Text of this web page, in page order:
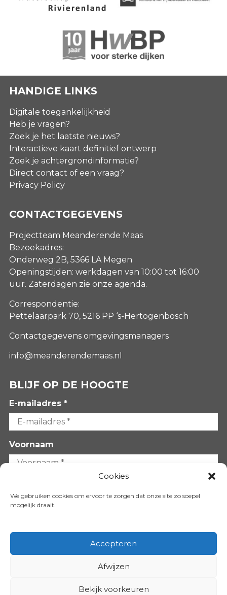
Cookies
We gebruiken cookies om ervoor te zorgen dat onze site zo soepel
mogelijk draait.
Accepteren
Afwijzen
Bekijk voorkeuren
HANDIGE LINKS
Digitale toegankelijkheid
Heb je vragen?
Zoek je het laatste nieuws?
Interactieve kaart definitief ontwerp
Zoek je achtergrondinformatie?
Direct contact of een vraag?
Privacy Policy
CONTACTGEGEVENS
Projectteam Meanderende Maas
Bezoekadres:
Onderweg 2B, 5366 LA Megen
Openingstijden: werkdagen van 10:00 tot 16:00
uur. Zaterdagen zie onze agenda.
Correspondentie:
Pettelaarpark 70, 5216 PP ‘s-Hertogenbosch
Contactgegevens omgevingsmanagers
info@meanderendemaas.nl
BLIJF OP DE HOOGTE
E-mailadres *
Voornaam
VOLG ONS OP: